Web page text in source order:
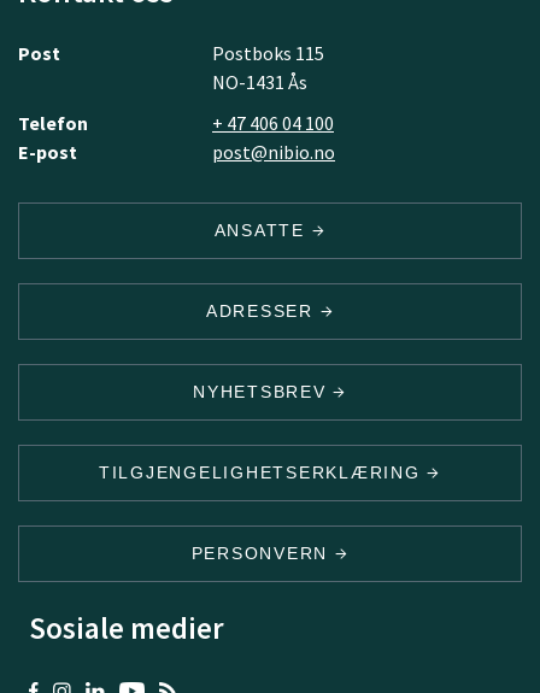
Post
Postboks 115
NO-1431 Ås
Telefon
+ 47 406 04 100
E-post
post@nibio.no
ANSATTE
ADRESSER
NYHETSBREV
TILGJENGELIGHETSERKLÆRING
PERSONVERN
Sosiale medier